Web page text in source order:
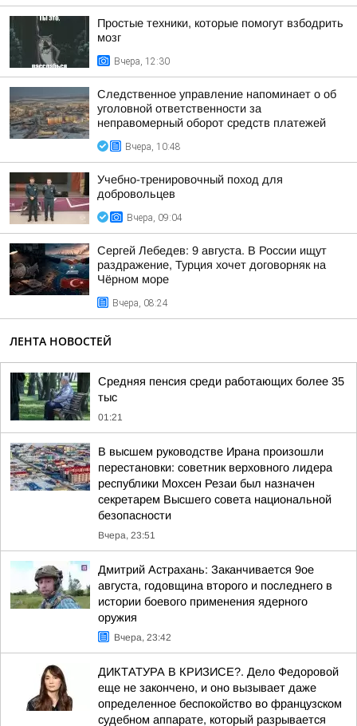
Простые техники, которые помогут взбодрить
мозг
Вчера, 12:30
Следственное управление напоминает о об
уголовной ответственности за
неправомерный оборот средств платежей
Вчера, 10:48
Учебно-тренировочный поход для
добровольцев
Вчера, 09:04
Сергей Лебедев: 9 августа. В России ищут
раздражение, Турция хочет договорняк на
Чёрном море
Вчера, 08:24
ЛЕНТА НОВОСТЕЙ
Средняя пенсия среди работающих более 35
тыс
01:21
В высшем руководстве Ирана произошли
перестановки: советник верховного лидера
республики Мохсен Резаи был назначен
секретарем Высшего совета национальной
безопасности
Вчера, 23:51
Дмитрий Астрахань: Заканчивается 9ое
августа, годовщина второго и последнего в
истории боевого применения ядерного
оружия
Вчера, 23:42
ДИКТАТУРА В КРИЗИСЕ?. Дело Федоровой
еще не закончено, и оно вызывает даже
определенное беспокойство во французском
судебном аппарате, который разрывается